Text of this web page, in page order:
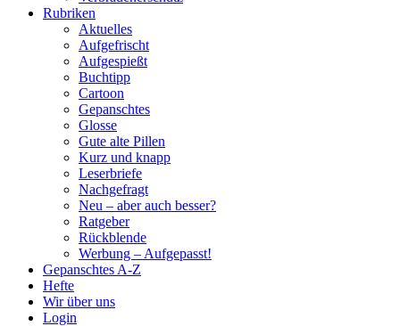
Rubriken
Aktuelles
Aufgefrischt
Aufgespießt
Buchtipp
Cartoon
Gepanschtes
Glosse
Gute alte Pillen
Kurz und knapp
Leserbriefe
Nachgefragt
Neu – aber auch besser?
Ratgeber
Rückblende
Werbung – Aufgepasst!
Gepanschtes A-Z
Hefte
Wir über uns
Login